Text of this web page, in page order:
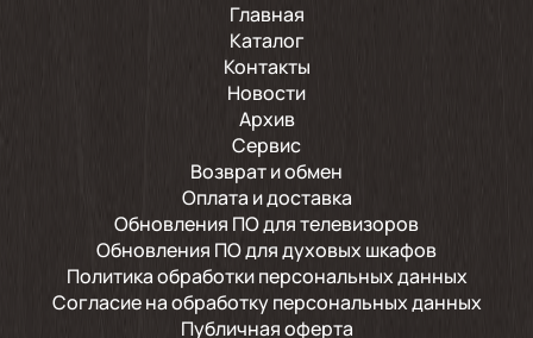
Главная
Каталог
Контакты
Новости
Архив
Сервис
Возврат и обмен
Оплата и доставка
Обновления ПО для телевизоров
Обновления ПО для духовых шкафов
Политика обработки персональных данных
Согласие на обработку персональных данных
Публичная оферта